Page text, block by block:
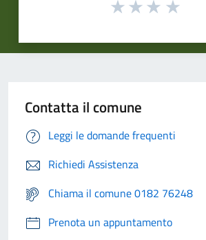
Contatta il comune
Leggi le domande frequenti
Richiedi Assistenza
Chiama il comune 0182 76248
Prenota un appuntamento